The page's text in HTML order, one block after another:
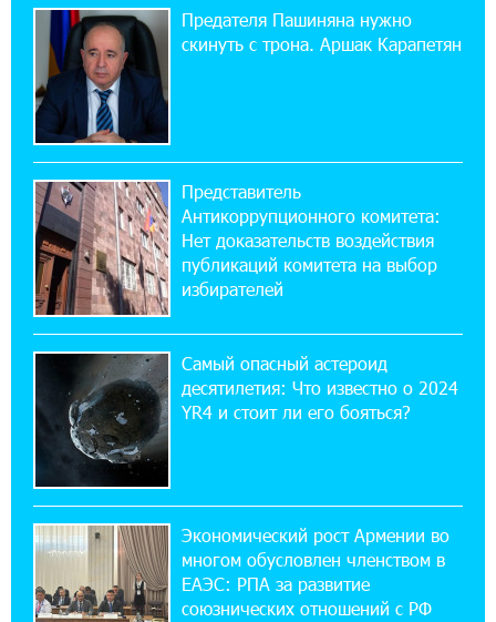
Никогда Нагорный Карабах не был в составе
независимого Азербайджана. Аршак
Карапетян
17:52:29 25-07-2026
Бывший премьер-министр Словакии
обратился к президенту страны с просьбой
содействовать освобождению армянских заключенных,
осужденных в Азербайджане
12:17:04 23-07-2026
Против кого вооружается Азербайджан?
Аршак Карапетян
12:04:45 23-07-2026
При поддержке Ucom в спортивной школе
Вайка установлена солнечная
электростанция мощностью 15 кВт
20:50:22 22-07-2026
Новые финансовые навыки на «Давидбекских
играх»: Idram&IDBank
Предателя Пашиняна нужно
скинуть с трона. Аршак Карапетян
Представитель
Антикоррупционного комитета:
Нет доказательств воздействия
публикаций комитета на выбор
избирателей
Самый опасный астероид
десятилетия: Что известно о 2024
YR4 и стоит ли его бояться?
Экономический рост Армении во
многом обусловлен членством в
ЕАЭС: РПА за развитие
союзнических отношений с РФ